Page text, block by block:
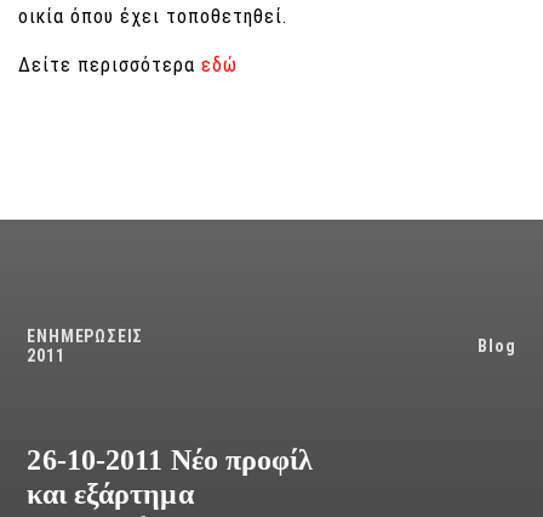
οικία όπου έχει τοποθετηθεί.
Δείτε περισσότερα εδώ
ΕΝΗΜΕΡΩΣΕΙΣ
2011
Blog
26-10-2011 Νέο προφίλ
και εξάρτημα